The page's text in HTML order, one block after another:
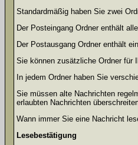
Standardmäßig haben Sie zwei
Der Posteingang Ordner enthält
Der Postausgang Ordner enthält
Sie können zusätzliche Ordner für
In jedem Ordner haben Sie
Sie müssen alte Nachrichten
erlaubten Nachrichten
Wann immer Sie eine Nachricht
Lesebestätigung